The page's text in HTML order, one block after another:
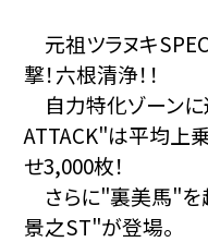
元祖ツラヌキ
撃！六根清浄！！
自力特化ゾーンに
ATTACK"は平均上
せ3,000枚！
さらに"裏美馬"を
景之ST"が登場。